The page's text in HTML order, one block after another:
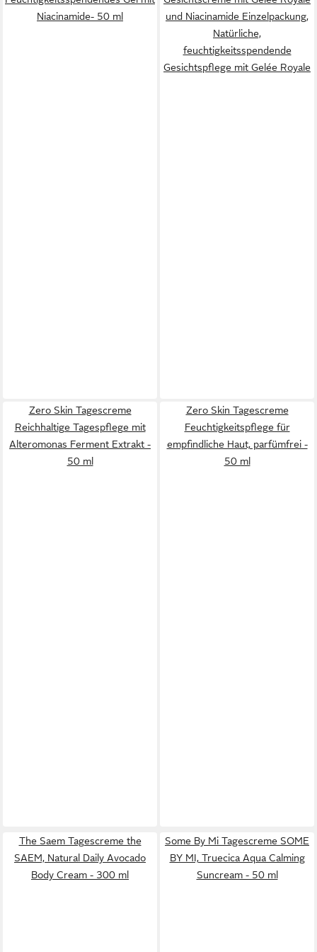
Niacinamide- 50 ml
und Niacinamide Einzelpackung,
Natürliche,
feuchtigkeitsspendende
Gesichtspflege mit Gelée Royale
Zero Skin Tagescreme
Reichhaltige Tagespflege mit
Alteromonas Ferment Extrakt -
50 ml
Zero Skin Tagescreme
Feuchtigkeitspflege für
empfindliche Haut, parfümfrei -
50 ml
The Saem Tagescreme the
SAEM, Natural Daily Avocado
Body Cream - 300 ml
Some By Mi Tagescreme SOME
BY MI, Truecica Aqua Calming
Suncream - 50 ml